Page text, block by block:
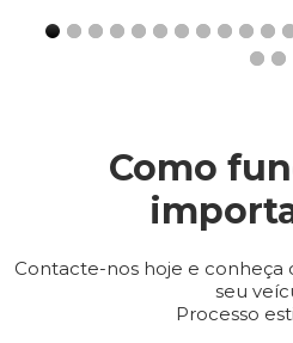
Como
Contacte-nos hoje e conheça
seu
Processo